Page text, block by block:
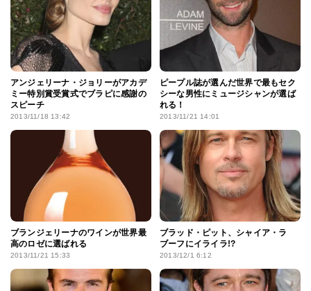
アンジェリーナ・ジョリーがアカデ
ミー特別賞受賞式でブラピに感謝の
スピーチ
2013/11/18 13:42
ピープル誌が選んだ世界で最もセク
シーな男性にミュージシャンが選ば
れる！
2013/11/21 14:01
ブランジェリーナのワインが世界最
高のロゼに選ばれる
2013/11/21 15:33
ブラッド・ピット、シャイア・ラ
ブーフにイライラ!?
2013/12/1 6:12